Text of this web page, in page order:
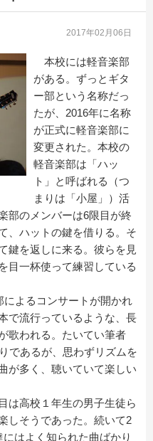
2017年02月06日
本校には軽音楽部
がある。ずっとギタ
ー部という名称だっ
たが、2016年に名称
が正式に軽音楽部に
変更された。本校の
軽音楽部は「ハッ
ト」と呼ばれる（つ
まりは「小屋」）活
部のメンバーは6限目が終
、ハットの鍵を借りる。そ
鍵を返しに来る。彼らを見
目一杯使って練習している
よるコンサートが開かれ
で流行っているような、長
歌われる。たいてい筆者
であるが、思わずリズムを
が多く、聴いていて楽しい
は高校１年生の男子生徒ら
しそうであった。続いて2
はよく知られた曲ばかり